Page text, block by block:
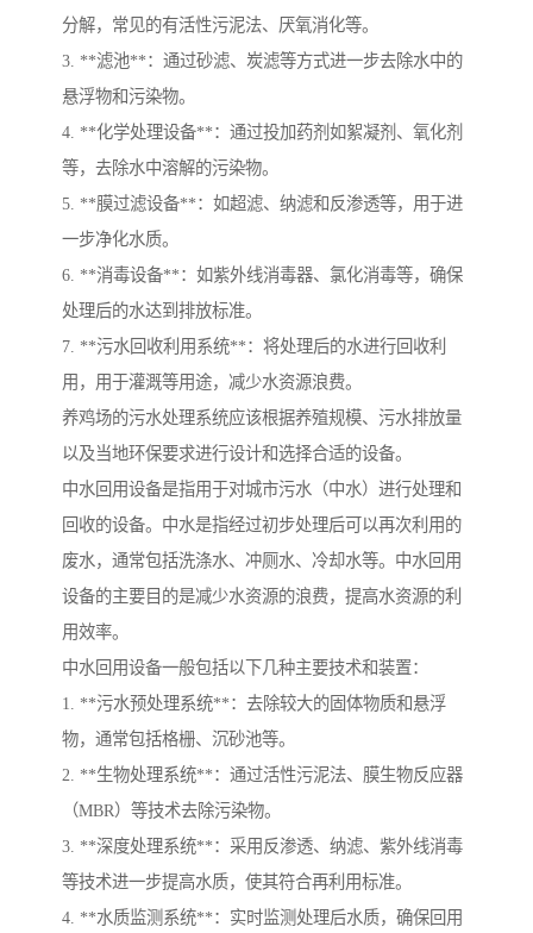
分解，常见的有活性污泥法、厌氧消化等。
3. **滤池**：通过砂滤、炭滤等方式进一步去除水中的
悬浮物和污染物。
4. **化学处理设备**：通过投加药剂如絮凝剂、氧化剂
等，去除水中溶解的污染物。
5. **膜过滤设备**：如超滤、纳滤和反渗透等，用于进
一步净化水质。
6. **消毒设备**：如紫外线消毒器、氯化消毒等，确保
处理后的水达到排放标准。
7. **污水回收利用系统**：将处理后的水进行回收利
用，用于灌溉等用途，减少水资源浪费。
养鸡场的污水处理系统应该根据养殖规模、污水排放量
以及当地环保要求进行设计和选择合适的设备。
中水回用设备是指用于对城市污水（中水）进行处理和
回收的设备。中水是指经过初步处理后可以再次利用的
废水，通常包括洗涤水、冲厕水、冷却水等。中水回用
设备的主要目的是减少水资源的浪费，提高水资源的利
用效率。
中水回用设备一般包括以下几种主要技术和装置：
1. **污水预处理系统**：去除较大的固体物质和悬浮
物，通常包括格栅、沉砂池等。
2. **生物处理系统**：通过活性污泥法、膜生物反应器
（MBR）等技术去除污染物。
3. **深度处理系统**：采用反渗透、纳滤、紫外线消毒
等技术进一步提高水质，使其符合再利用标准。
4. **水质监测系统**：实时监测处理后水质，确保回用